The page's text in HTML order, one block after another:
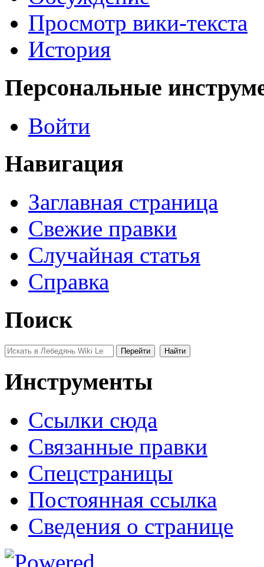
Просмотр вики-текста
История
Персональные
Войти
Навигация
Заглавная страница
Свежие правки
Случайная статья
Справка
Поиск
Инструменты
Ссылки сюда
Связанные правки
Спецстраницы
Постоянная ссылка
Сведения о странице